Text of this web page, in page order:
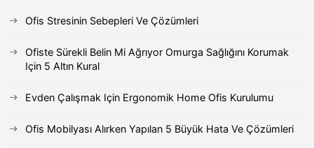
Ofis Stresinin Sebepleri Ve Çözümleri
Ofiste Sürekli Belin Mi Ağrıyor Omurga Sağlığını Korumak
Için 5 Altın Kural
Evden Çalışmak Için Ergonomik Home Ofis Kurulumu
Ofis Mobilyası Alırken Yapılan 5 Büyük Hata Ve Çözümleri